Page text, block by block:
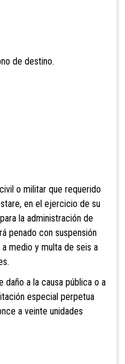
de destino.
o militar que requerido
en el ejercicio de su
la administración de
penado con suspensión
medio y multa de seis a
a la causa pública o a
especial perpetua
e a veinte unidades